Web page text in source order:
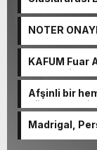
Tamamlandı.
NOTER
KAFUM Fuar
Şenlendi.
Afşinli bir
güçlenerek
Madrigal,